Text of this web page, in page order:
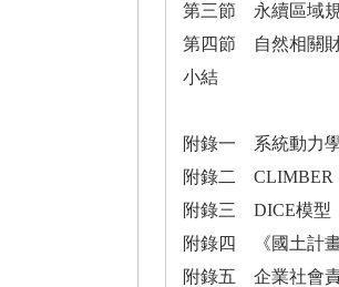
第三節 永續區域
第四節 自然相關
小結
附錄一 系統動力
附錄二 CLIMBER
附錄三 DICE模型（
附錄四 《國土計
附錄五 企業社會責